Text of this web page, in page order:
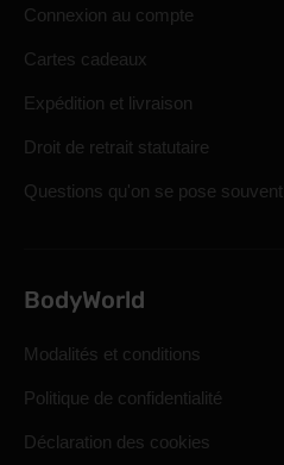
Connexion au compte
Cartes cadeaux
Expédition et livraison
Droit de retrait statutaire
Questions qu'on se pose souvent
BodyWorld
Modalités et conditions
Politique de confidentialité
Déclaration des cookies